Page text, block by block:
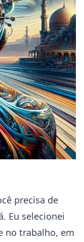
precisa de
Eu selecionei
no trabalho, em